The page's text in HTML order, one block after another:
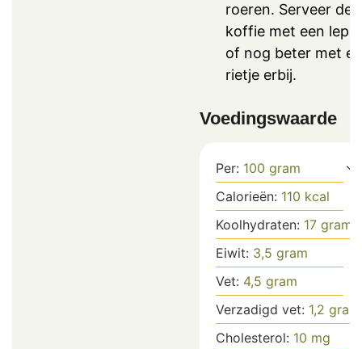
roeren. Serveer de
koffie met een lepel
of nog beter met
rietje erbij.
Voedingswaarde
Per: 100 gram
Calorieën: 110 kcal
Koolhydraten: 17 gram
Eiwit: 3,5 gram
Vet: 4,5 gram
Verzadigd vet: 1,2 gram
Cholesterol: 10 mg